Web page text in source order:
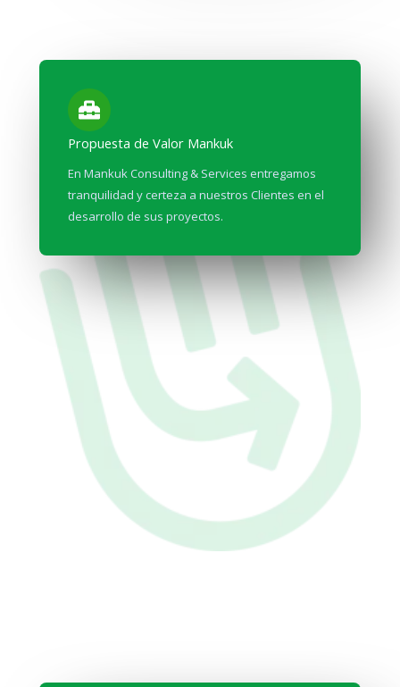
Propuesta de Valor Mankuk
En Mankuk Consulting & Services entregamos
tranquilidad y certeza a nuestros Clientes en el
desarrollo de sus proyectos.